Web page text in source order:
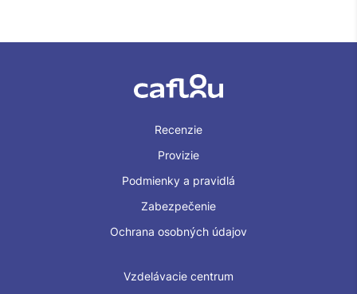
Recenzie
Provizie
Podmienky a pravidlá
Zabezpečenie
Ochrana osobných údajov
Vzdelávacie centrum